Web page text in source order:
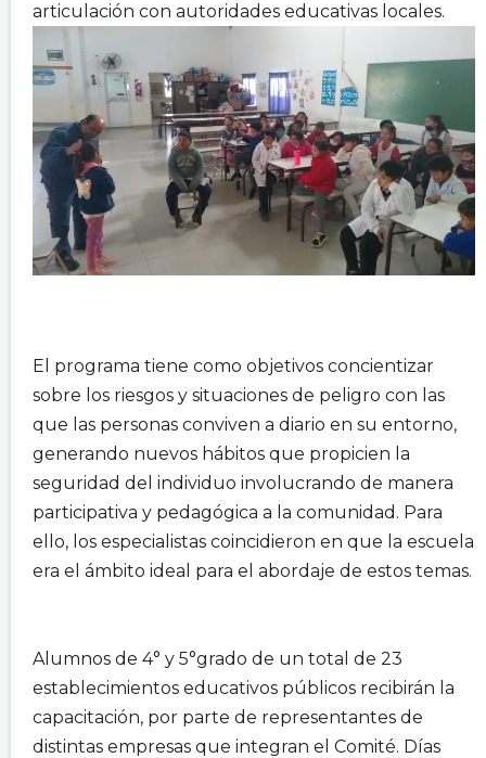
articulación con autoridades educativas locales.
El programa tiene como objetivos concientizar
sobre los riesgos y situaciones de peligro con las
que las personas conviven a diario en su entorno,
generando nuevos hábitos que propicien la
seguridad del individuo involucrando de manera
participativa y pedagógica a la comunidad. Para
ello, los especialistas coincidieron en que la escuela
era el ámbito ideal para el abordaje de estos temas.
Alumnos de 4° y 5°grado de un total de 23
establecimientos educativos públicos recibirán la
capacitación, por parte de representantes de
distintas empresas que integran el Comité. Días